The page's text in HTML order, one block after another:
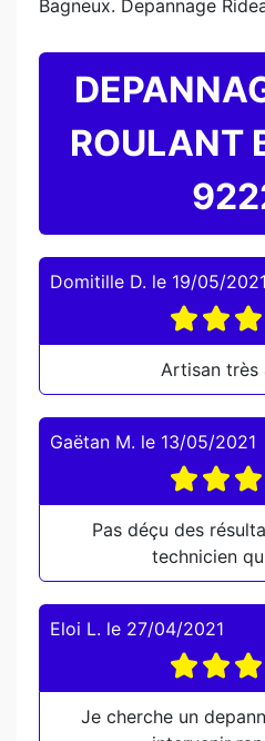
Bagneux. Depannage
ROULANT
Domitille D. le 19/05/2021
Artisan très
Gaëtan M. le 13/05/2021
Pas déçu des
technicien
Eloi L. le 27/04/2021
Je cherche un